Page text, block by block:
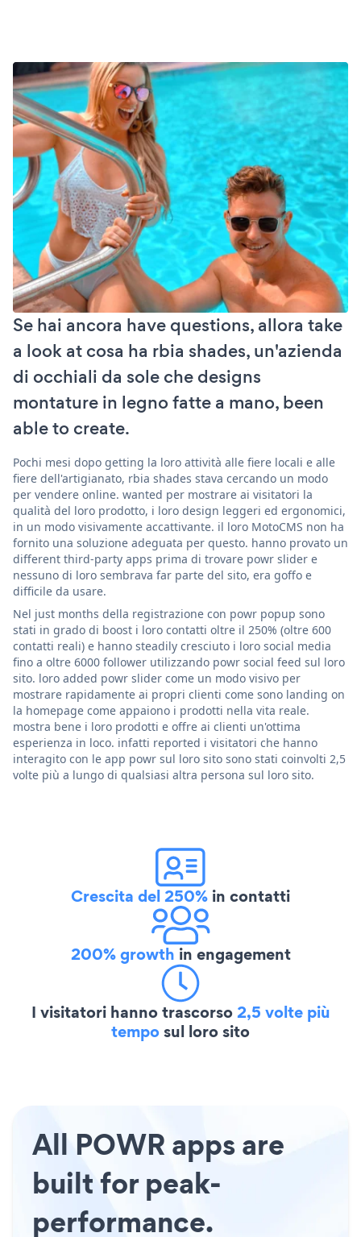
Se hai ancora have questions, allora take
a look at cosa ha rbia shades, un'azienda
di occhiali da sole che designs
montature in legno fatte a mano, been
able to create.
Pochi mesi dopo getting la loro attività alle fiere locali e alle
fiere dell'artigianato, rbia shades stava cercando un modo
per vendere online. wanted per mostrare ai visitatori la
qualità del loro prodotto, i loro design leggeri ed ergonomici,
in un modo visivamente accattivante. il loro MotoCMS non ha
fornito una soluzione adeguata per questo. hanno provato un
different third-party apps prima di trovare powr slider e
nessuno di loro sembrava far parte del sito, era goffo e
difficile da usare.
Nel just months della registrazione con powr popup sono
stati in grado di boost i loro contatti oltre il 250% (oltre 600
contatti reali) e hanno steadily cresciuto i loro social media
fino a oltre 6000 follower utilizzando powr social feed sul loro
sito. loro added powr slider come un modo visivo per
mostrare rapidamente ai propri clienti come sono landing on
la homepage come appaiono i prodotti nella vita reale.
mostra bene i loro prodotti e offre ai clienti un'ottima
esperienza in loco. infatti reported i visitatori che hanno
interagito con le app powr sul loro sito sono stati coinvolti 2,5
volte più a lungo di qualsiasi altra persona sul loro sito.
Crescita del 250% in contatti
200% growth in engagement
I visitatori hanno trascorso2,5 volte più
temposul loro sito
All POWR apps are
built for peak-
performance.